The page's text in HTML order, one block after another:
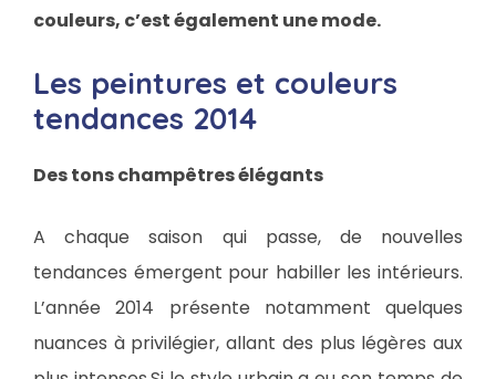
couleurs, c’est également une mode.
Les peintures et couleurs
tendances 2014
Des tons champêtres élégants
A chaque saison qui passe, de nouvelles
tendances émergent pour habiller les intérieurs.
L’année 2014 présente notamment quelques
nuances à privilégier, allant des plus légères aux